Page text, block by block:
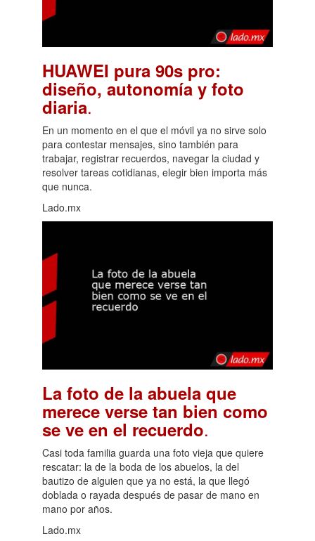
HUAWEI pura 90s pro:
diseño, autonomía y foto
diaria.
En un momento en el que el móvil ya no sirve solo
para contestar mensajes, sino también para
trabajar, registrar recuerdos, navegar la ciudad y
resolver tareas cotidianas, elegir bien importa más
que nunca.
Lado.mx
La foto de la abuela que
merece verse tan bien como
se ve en el recuerdo.
Casi toda familia guarda una foto vieja que quiere
rescatar: la de la boda de los abuelos, la del
bautizo de alguien que ya no está, la que llegó
doblada o rayada después de pasar de mano en
mano por años.
Lado.mx